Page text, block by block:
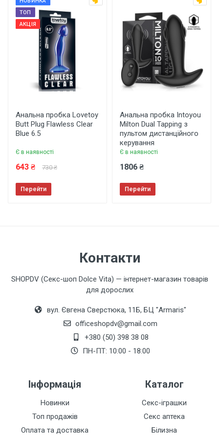
Функція підігріву
Нет
Довжина
Коментар
Залишити відгук
ТОП
АКЦІЯ
Анальна пробка Lovetoy
Butt Plug Flawless Clear
Blue 6.5
Є в наявності
643 ₴ 730 ₴
Перейти
Анальна пробка Intoyou
Milton Dual Tapping з
пультом дистанційного
керування
Є в наявності
1806 ₴
Перейти
Контакти
SHOPDV (Секс-шоп Dolce Vita) — інтернет-магазин товарів
для дорослих
вул. Євгена Сверстюка, 11Б, БЦ "Armaris"
officeshopdv@gmail.com
+380 (50) 398 38 08
ПН-ПТ: 10:00 - 18:00
Інформація
Новинки
Топ продажів
Оплата та доставка
Каталог
Секс-іграшки
Секс аптека
Білизна